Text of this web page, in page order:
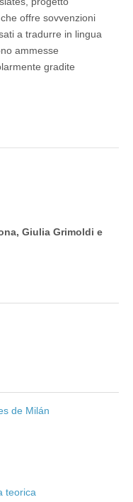
offre sovvenzioni
a tradurre in lingua
ammesse
gradite
Giulia Grimoldi e
de Milán
teorica